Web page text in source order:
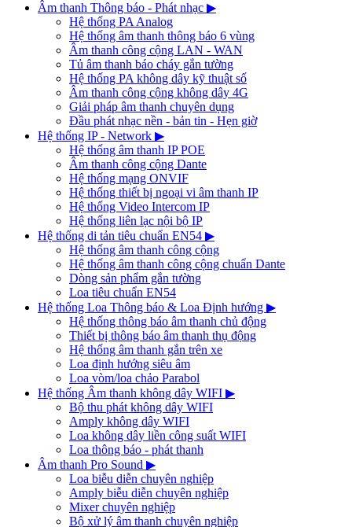
Âm thanh Thông báo - Phát nhạc ▶
Hệ thống PA Analog
Hệ thống âm thanh thông báo 6 vùng
Âm thanh công cộng LAN - WAN
Tủ âm thanh báo cháy gắn tường
Hệ thống PA không dây kỹ thuật số
Âm thanh công cộng không dây 4G
Giải pháp âm thanh chuyên dụng
Đầu phát nhạc nền - bản tin - Hẹn giờ
Hệ thống IP - Network ▶
Hệ thống âm thanh IP POE
Âm thanh công cộng Dante
Hệ thống mạng ONVIF
Hệ thống thiết bị ngoại vi âm thanh IP
Hệ thống Video Intercom IP
Hệ thống liên lạc nội bộ IP
Hệ thống di tản tiêu chuẩn EN54 ▶
Hệ thống âm thanh công cộng
Hệ thống âm thanh công cộng chuẩn Dante
Dòng sản phẩm gắn tường
Loa tiêu chuẩn EN54
Hệ thống Loa Thông báo & Loa Định hướng ▶
Hệ thống thông báo âm thanh chủ động
Thiết bị thông báo âm thanh thụ động
Hệ thống âm thanh gắn trên xe
Loa định hướng siêu âm
Loa vòm/loa chảo Parabol
Hệ thống Âm thanh không dây WIFI ▶
Bộ thu phát không dây WIFI
Amply không dây WIFI
Loa không dây liền công suất WIFI
Loa thông báo - phát thanh
Âm thanh Pro Sound ▶
Loa biễu diễn chuyên nghiệp
Amply biễu diễn chuyên nghiệp
Mixer chuyên nghiệp
Bộ xử lý âm thanh chuyên nghiệp